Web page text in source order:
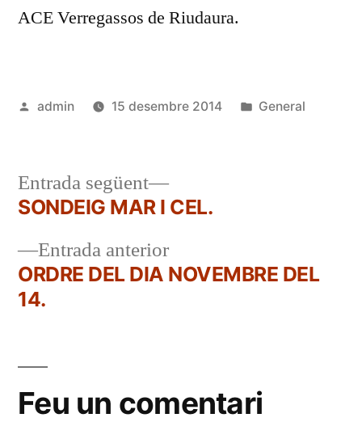
ACE Verregassos de Riudaura.
Publicat
admin 15 desembre 2014
Publicat
General
Navegació
d'entrades
Entrada anteriorEntrada
anterior:
ORDRE DEL DIA NOVEMBRE DEL
14.
Entrada següent
Entrada
següent:
SONDEIG MAR I CEL.
Feu un comentari